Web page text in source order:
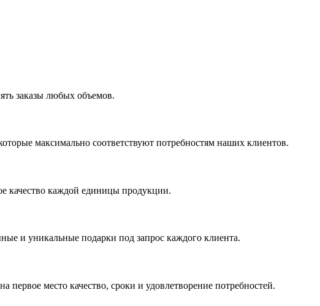
заказы любых объемов.
максимально соответствуют потребностям наших клиентов.
качество каждой единицы продукции.
и уникальные подарки под запрос каждого клиента.
место качество, сроки и удовлетворение потребностей.